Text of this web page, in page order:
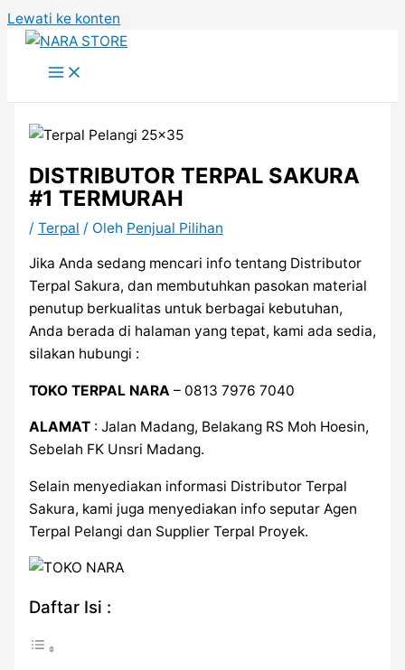
Lewati ke konten
DISTRIBUTOR TERPAL SAKURA
#1 TERMURAH
/ Terpal / Oleh Penjual Pilihan
Jika Anda sedang mencari info tentang Distributor
Terpal Sakura, dan membutuhkan pasokan material
penutup berkualitas untuk berbagai kebutuhan,
Anda berada di halaman yang tepat, kami ada sedia,
silakan hubungi :
TOKO TERPAL NARA – 0813 7976 7040
ALAMAT: Jalan Madang, Belakang RS Moh Hoesin,
Sebelah FK Unsri Madang.
Selain menyediakan informasi Distributor Terpal
Sakura, kami juga menyediakan info seputar Agen
Terpal Pelangi dan Supplier Terpal Proyek.
Daftar Isi :